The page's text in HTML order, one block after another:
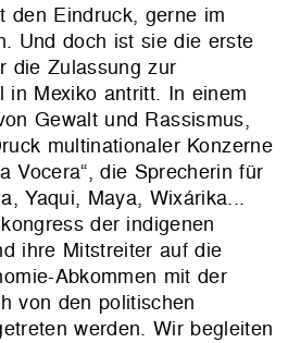
den Eindruck, gerne im
Und doch ist sie die erste
die Zulassung zur
in Mexiko antritt. In einem
Gewalt und Rassismus,
multinationaler Konzerne
Vocera“, die Sprecherin für
Yaqui, Maya, Wixárika...
der indigenen
ihre Mitstreiter auf die
Abkommen mit der
von den politischen
werden. Wir begleiten